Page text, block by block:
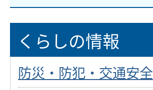
くらしの情報
防災・防犯・交通安全